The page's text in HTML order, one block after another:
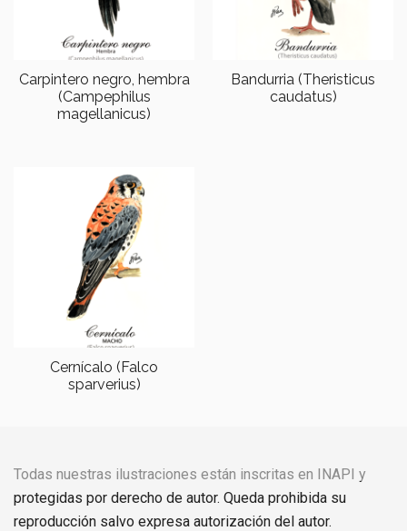
Carpintero negro, hembra
(Campephilus
magellanicus)
Bandurria (Theristicus
caudatus)
Cernícalo (Falco
sparverius)
Todas nuestras ilustraciones están inscritas en INAPI y
protegidas por derecho de autor. Queda prohibida su
reproducción salvo expresa autorización del autor.